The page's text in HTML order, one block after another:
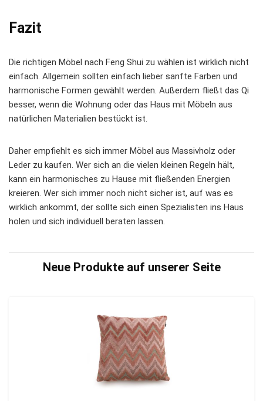
Fazit
Die richtigen Möbel nach Feng Shui zu wählen ist wirklich nicht
einfach. Allgemein sollten einfach lieber sanfte Farben und
harmonische Formen gewählt werden. Außerdem fließt das Qi
besser, wenn die Wohnung oder das Haus mit Möbeln aus
natürlichen Materialien bestückt ist.
Daher empfiehlt es sich immer Möbel aus Massivholz oder
Leder zu kaufen. Wer sich an die vielen kleinen Regeln hält,
kann ein harmonisches zu Hause mit fließenden Energien
kreieren. Wer sich immer noch nicht sicher ist, auf was es
wirklich ankommt, der sollte sich einen Spezialisten ins Haus
holen und sich individuell beraten lassen.
Neue Produkte auf unserer Seite